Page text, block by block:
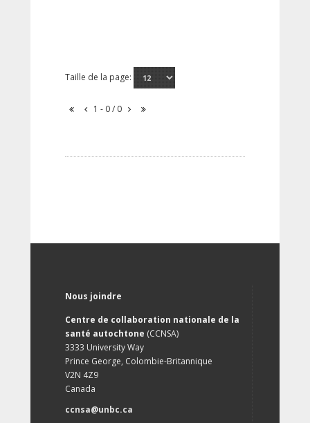
Taille de la page:
1 - 0 / 0
Nous joindre
Centre de collaboration nationale de la
santé autochtone (CCNSA)
3333 University Way
Prince George, Colombie-Britannique
V2N 4Z9
Canada
ccnsa@unbc.ca